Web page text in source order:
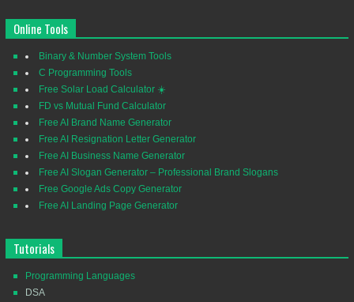
Online Tools
Binary & Number System Tools
C Programming Tools
Free Solar Load Calculator ☀️
FD vs Mutual Fund Calculator
Free AI Brand Name Generator
Free AI Resignation Letter Generator
Free AI Business Name Generator
Free AI Slogan Generator – Professional Brand Slogans
Free Google Ads Copy Generator
Free AI Landing Page Generator
Tutorials
Programming Languages
DSA